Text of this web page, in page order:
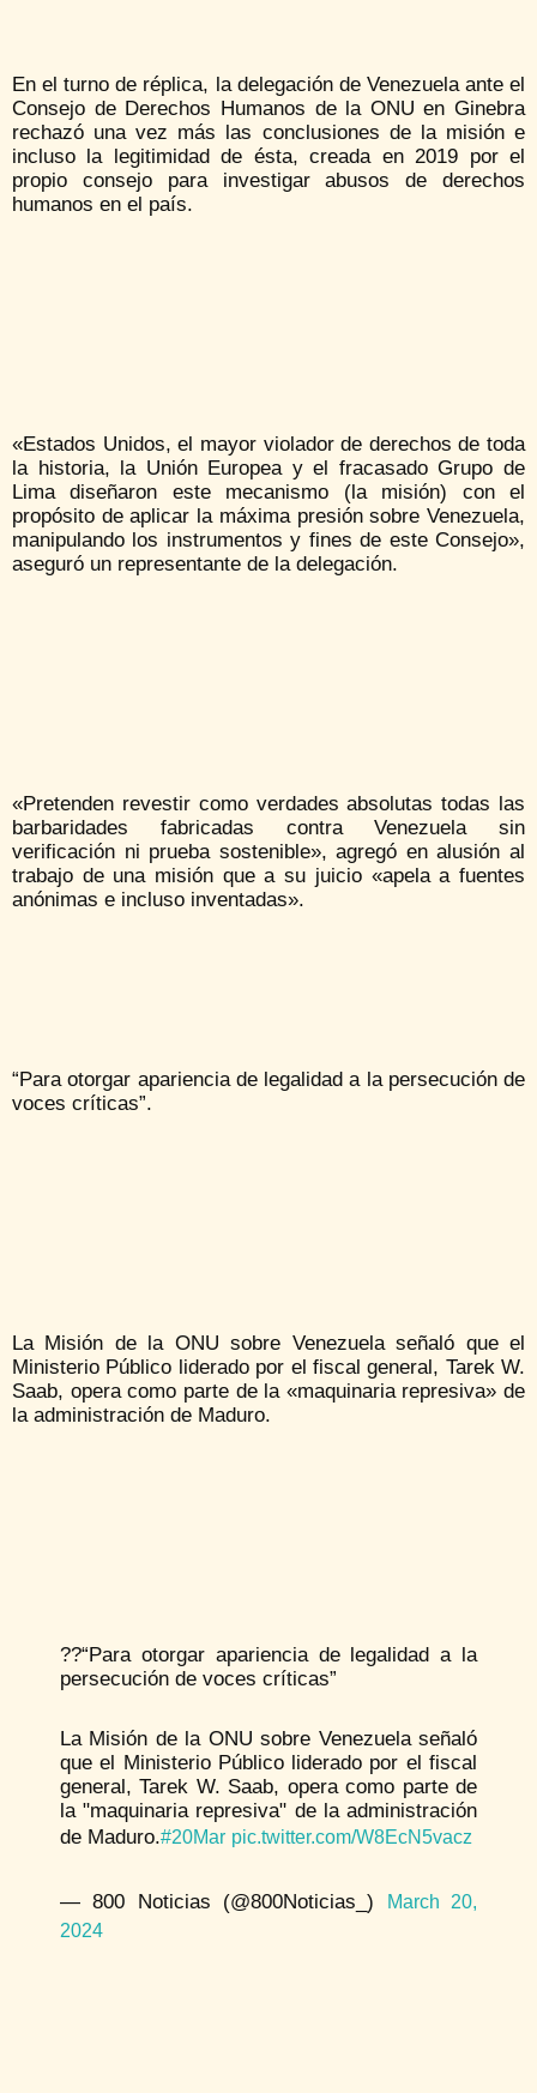
En el turno de réplica, la delegación de Venezuela ante el
Consejo de Derechos Humanos de la ONU en Ginebra
rechazó una vez más las conclusiones de la misión e
incluso la legitimidad de ésta, creada en 2019 por el
propio consejo para investigar abusos de derechos
humanos en el país.
«Estados Unidos, el mayor violador de derechos de toda
la historia, la Unión Europea y el fracasado Grupo de
Lima diseñaron este mecanismo (la misión) con el
propósito de aplicar la máxima presión sobre Venezuela,
manipulando los instrumentos y fines de este Consejo»,
aseguró un representante de la delegación.
«Pretenden revestir como verdades absolutas todas las
barbaridades fabricadas contra Venezuela sin
verificación ni prueba sostenible», agregó en alusión al
trabajo de una misión que a su juicio «apela a fuentes
anónimas e incluso inventadas».
“Para otorgar apariencia de legalidad a la persecución de
voces críticas”.
La Misión de la ONU sobre Venezuela señaló que el
Ministerio Público liderado por el fiscal general, Tarek W.
Saab, opera como parte de la «maquinaria represiva» de
la administración de Maduro.
??“Para otorgar apariencia de legalidad a la
persecución de voces críticas”
La Misión de la ONU sobre Venezuela señaló
que el Ministerio Público liderado por el fiscal
general, Tarek W. Saab, opera como parte de
la "maquinaria represiva" de la administración
de Maduro.#20Mar pic.twitter.com/W8EcN5vacz
— 800 Noticias (@800Noticias_)
March 20,
2024